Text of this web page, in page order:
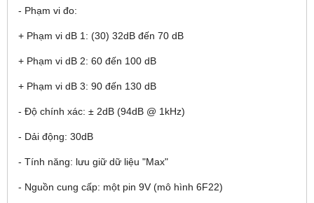
- Phạm vi đo:
+ Phạm vi dB 1: (30) 32dB đến 70 dB
+ Phạm vi dB 2: 60 đến 100 dB
+ Phạm vi dB 3: 90 đến 130 dB
- Độ chính xác: ± 2dB (94dB @ 1kHz)
- Dải động: 30dB
- Tính năng: lưu giữ dữ liệu "Max"
- Nguồn cung cấp: một pin 9V (mô hình 6F22)